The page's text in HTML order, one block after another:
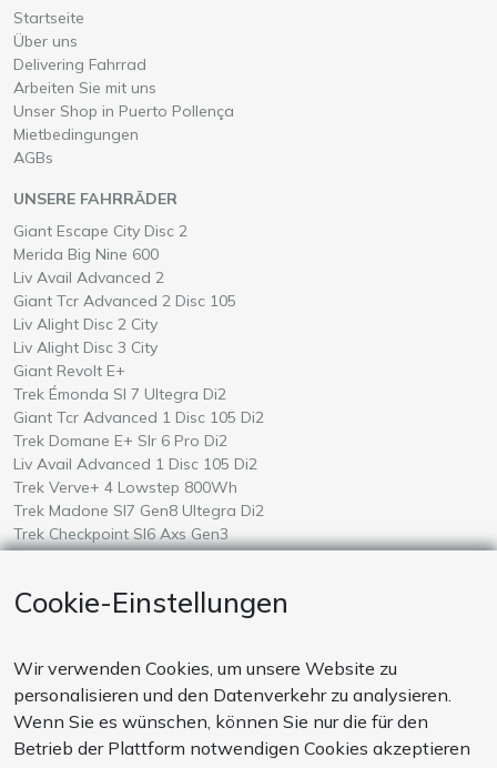
Startseite
Über uns
Delivering Fahrrad
Arbeiten Sie mit uns
Unser Shop in Puerto Pollença
Mietbedingungen
AGBs
UNSERE FAHRRÄDER
Wähle ein
Giant Escape City Disc 2
Wähle ein
Merida Big Nine 600auf Mallorca
Wähle ein
Liv Avail Advanced 2
Wähle ein
Giant Tcr Advanced 2 Disc 105
Wähle ein
Liv Alight Disc 2 Cityauf Mallorca
Wähle ein
Liv Alight Disc 3 Cityauf Mallorca
Wähle ein
Giant Revolt E+
Wähle ein
Trek Émonda Sl 7 Ultegra Di2
Wähle ein
Giant Tcr Advanced 1 Disc 105 Di2
Wähle ein
Trek Domane E+ Slr 6 Pro Di2
Wähle ein
Liv Avail Advanced 1 Disc 105 Di2
Wähle ein
Trek Verve+ 4 Lowstep 800Wh
Wähle ein
Trek Madone Sl7 Gen8 Ultegra Di2
Wähle ein
Trek Checkpoint Sl6 Axs Gen3
Wähle ein
Giant Defy Advanced Pro 0 Ultegra Di2 Powermeterauf Mallorca
Wähle ein
Giant Talon E+ 2026auf Mallorca
ZAHLUNGSWEISE
Unsere Zahlungssysteme sind sicher. Wir akzeptieren auch
Zahlungen per Banküberweisung
Cookie-Einstellungen
Wir verwenden Cookies, um unsere Website zu
personalisieren und den Datenverkehr zu analysieren.
Wenn Sie es wünschen, können Sie nur die für den
Betrieb der Plattform notwendigen Cookies akzeptieren